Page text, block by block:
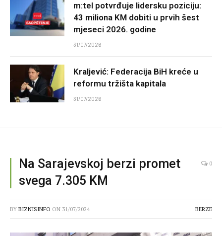
m:tel potvrđuje lidersku poziciju:
43 miliona KM dobiti u prvih šest
mjeseci 2026. godine
31/07/2026
Kraljević: Federacija BiH kreće u
reformu tržišta kapitala
31/07/2026
Na Sarajevskoj berzi promet
svega 7.305 KM
0
BY BIZNISINFO ON 31/07/2024 BERZE